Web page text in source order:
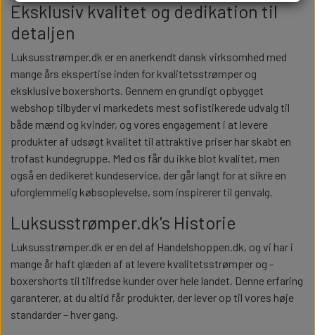
Eksklusiv kvalitet og dedikation til
detaljen
Luksusstrømper.dk er en anerkendt dansk virksomhed med
mange års ekspertise inden for kvalitetsstrømper og
eksklusive boxershorts. Gennem en grundigt opbygget
webshop tilbyder vi markedets mest sofistikerede udvalg til
både mænd og kvinder, og vores engagement i at levere
produkter af udsøgt kvalitet til attraktive priser har skabt en
trofast kundegruppe. Med os får du ikke blot kvalitet, men
også en dedikeret kundeservice, der går langt for at sikre en
uforglemmelig købsoplevelse, som inspirerer til genvalg.
Luksusstrømper.dk's Historie
Luksusstrømper.dk er en del af Handelshoppen.dk, og vi har i
mange år haft glæden af at levere kvalitetsstrømper og -
boxershorts til tilfredse kunder over hele landet. Denne erfaring
garanterer, at du altid får produkter, der lever op til vores høje
standarder – hver gang.